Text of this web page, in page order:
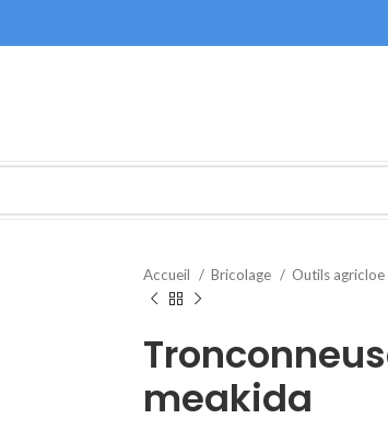
Accueil Bricolage Outils agricloe
meakida